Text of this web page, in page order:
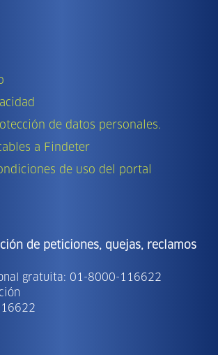
de datos personales.
a Findeter
de uso del portal
de peticiones, quejas, reclamos
gratuita: 01-8000-116622